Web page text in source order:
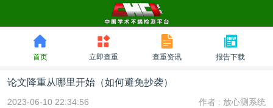
首页 立即查重 查重资讯 报告下载
论文降重从哪里开始（如何避免抄袭）
2023-06-10 22:34:56 作者 : 放心测系统